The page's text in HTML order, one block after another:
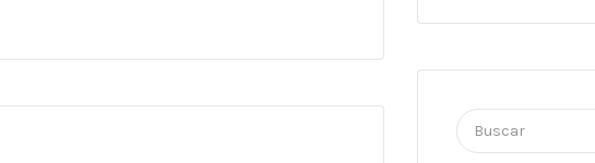
Buscar
por: